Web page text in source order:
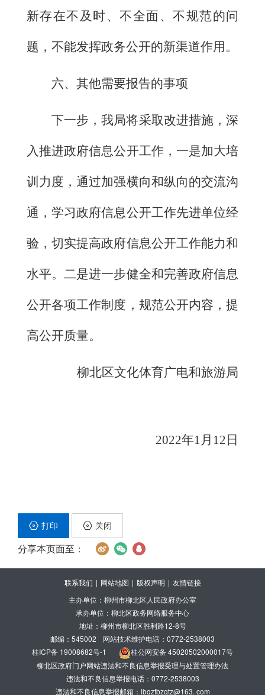
新存在不及时、不全面、不规范的问
题，不能发挥政务公开的新渠道作用 。
六、其他需要报告的事项
下一步，我局将采取改进措施，深
入推进政府信息公开工作，一是加大培
训力度，通过加强横向和纵向的交流沟
通，学习政府信息公开工作先进单位经
验，切实提高政府信息公开工作能力和
水平。二是进一步健全和完善政府信息
公开各项工作制度，规范公开内容，提
高公开质量。
柳北区文化体育广电和旅游局
2022年1月12日
打印 关闭
分享本页面至：
联系我们 | 网站地图 | 版权声明 | 友情链接
主办单位：柳州市柳北区人民政府办公室
承办单位：柳北区政务网络服务中心
地址：柳州市柳北区胜利路12-8号
邮编：545002
网站技术维护电话：0772-2538003
桂ICP备 19008682号-1
桂公网安备 45020502000017号
柳北区政府门户网站违法和不良信息举报受理与处置管理办法
违法和不良信息举报电话：0772-2538003
违法和不良信息举报邮箱：lbqzfbzgtz@163. com